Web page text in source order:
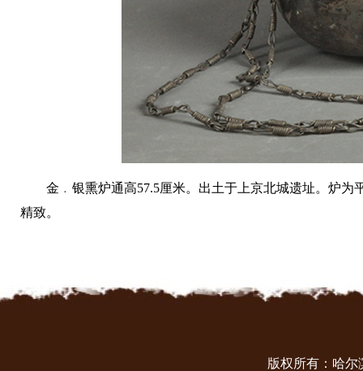
金﹒银熏炉通高57.5厘米。出土于上京北城遗址。炉为
精致。
版权所有：哈尔